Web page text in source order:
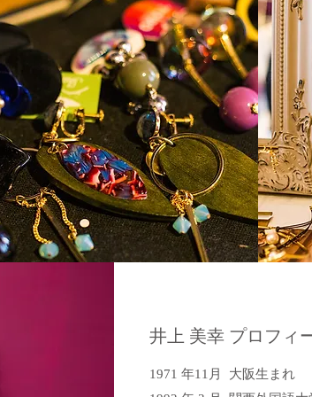
井上 美幸 プロフィ
1971 年11月 大阪生まれ